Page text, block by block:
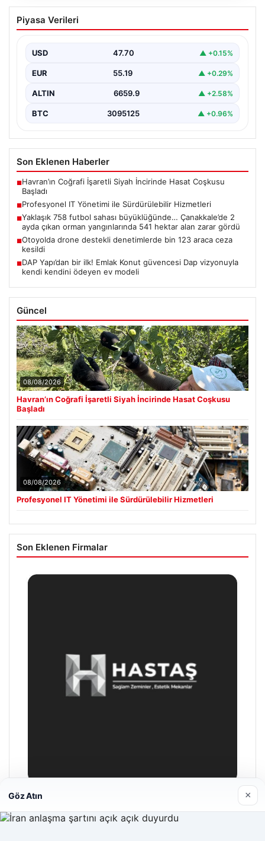
Profesyonel IT Yönetimi ile
Sürdürülebilir Hizmetleri
parklarını sürekli periyotlarla yenilemektedir. Bu
güncelleme operasyonlarında kenara…
Piyasa Verileri
USD 47.70 ▲ +0.15%
EUR 55.19 ▲ +0.29%
ALTIN 6659.9 ▲ +2.58%
BTC 3095125 ▲ +0.96%
Son Eklenen Haberler
■Havran’ın Coğrafi İşaretli Siyah İncirinde Hasat Coşkusu
Başladı
■Profesyonel IT Yönetimi ile Sürdürülebilir Hizmetleri
■Yaklaşık 758 futbol sahası büyüklüğünde… Çanakkale’de 2
ayda çıkan orman yangınlarında 541 hektar alan zarar gördü
■Otoyolda drone destekli denetimlerde bin 123 araca ceza
kesildi
■DAP Yapı’dan bir ilk! Emlak Konut güvencesi Dap vizyonuyla
kendi kendini ödeyen ev modeli
Güncel
08/08/2026
Havran’ın Coğrafi İşaretli Siyah İncirinde Hasat Coşkusu
Başladı
08/08/2026
Profesyonel IT Yönetimi ile Sürdürülebilir Hizmetleri
Son Eklenen Firmalar
28/04/2026
Göz Atın ×